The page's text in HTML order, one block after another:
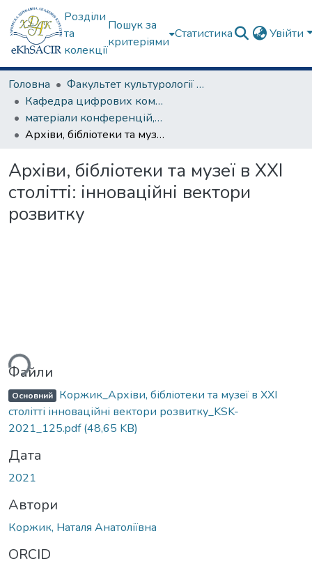
Розділи
та
колекції
Пошук за
критеріями
Статистика Увійти
Головна
Факультет культурології та соціальних комунікацій
Кафедра цифрових комунікацій та інформаційних технологій
матеріали конференцій, семінарів, круглих столів та ін.
Архіви, бібліотеки та музеї в ХХІ столітті: інноваційні вектори розвитку
Архіви, бібліотеки та музеї в ХХІ
столітті: інноваційні вектори
розвитку
Файли
Основний Коржик_Архіви, бібліотеки та музеї в ХХІ
столітті інноваційні вектори розвитку_KSK-
2021_125.pdf(48,65 KB)
Дата
2021
Автори
Коржик, Наталя Анатоліївна
ORCID